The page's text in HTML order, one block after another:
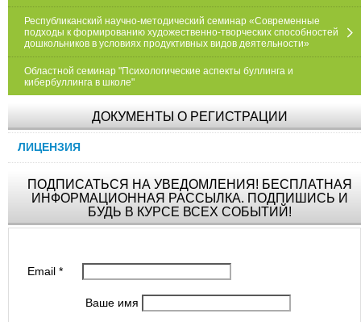
Республиканский научно-методический семинар «Современные
подходы к формированию художественно-творческих способностей
дошкольников в условиях продуктивных видов деятельности»
Областной семинар "Психологические аспекты буллинга и
кибербуллинга в школе"
ДОКУМЕНТЫ О РЕГИСТРАЦИИ
ЛИЦЕНЗИЯ
ПОДПИСАТЬСЯ НА УВЕДОМЛЕНИЯ! БЕСПЛАТНАЯ
ИНФОРМАЦИОННАЯ РАССЫЛКА. ПОДПИШИСЬ И
БУДЬ В КУРСЕ ВСЕХ СОБЫТИЙ!
Email*
Ваше имя